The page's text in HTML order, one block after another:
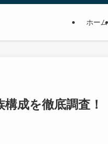
ホーム
成を徹底調査！